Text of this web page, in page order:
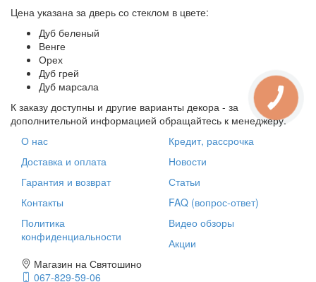
Цена указана за дверь со стеклом в цвете:
Дуб беленый
Венге
Орех
Дуб грей
Дуб марсала
К заказу доступны и другие варианты декора - за
дополнительной информацией обращайтесь к менеджеру.
О нас
Доставка и оплата
Гарантия и возврат
Контакты
Политика
конфиденциальности
Кредит, рассрочка
Новости
Статьи
FAQ (вопрос-ответ)
Видео обзоры
Акции
Магазин на Святошино
067-829-59-06